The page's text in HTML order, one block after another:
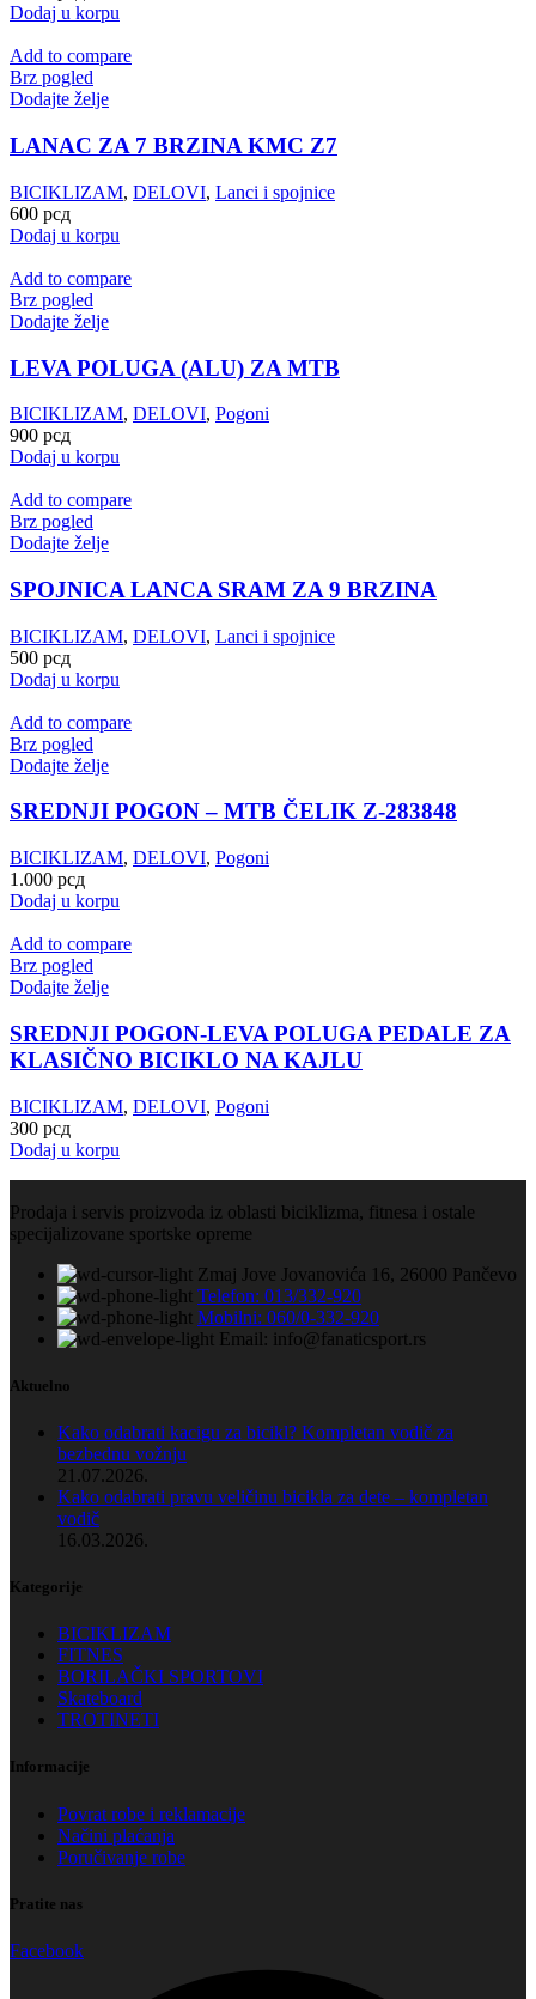
Dodaj u korpu
Add to compare
Brz pogled
Dodajte želje
LANAC ZA 7 BRZINA KMC Z7
BICIKLIZAM, DELOVI, Lanci i spojnice
600 рсд
Dodaj u korpu
Add to compare
Brz pogled
Dodajte želje
LEVA POLUGA (ALU) ZA MTB
BICIKLIZAM, DELOVI, Pogoni
900 рсд
Dodaj u korpu
Add to compare
Brz pogled
Dodajte želje
SPOJNICA LANCA SRAM ZA 9 BRZINA
BICIKLIZAM, DELOVI, Lanci i spojnice
500 рсд
Dodaj u korpu
Add to compare
Brz pogled
Dodajte želje
SREDNJI POGON – MTB ČELIK Z-283848
BICIKLIZAM, DELOVI, Pogoni
1.000 рсд
Dodaj u korpu
Add to compare
Brz pogled
Dodajte želje
SREDNJI POGON-LEVA POLUGA PEDALE ZA
KLASIČNO BICIKLO NA KAJLU
BICIKLIZAM, DELOVI, Pogoni
300 рсд
Dodaj u korpu
Prodaja i servis proizvoda iz oblasti biciklizma, fitnesa i ostale
specijalizovane sportske opreme
Zmaj Jove Jovanovića 16, 26000 Pančevo
Telefon: 013/332-920
Mobilni: 060/0-332-920
Email: info@fanaticsport.rs
Aktuelno
Kako odabrati kacigu za bicikl? Kompletan vodič za
bezbednu vožnju
21.07.2026.
Kako odabrati pravu veličinu bicikla za dete – kompletan
vodič
16.03.2026.
Kategorije
BICIKLIZAM
FITNES
BORILAČKI SPORTOVI
Skateboard
TROTINETI
Informacije
Povrat robe i reklamacije
Načini plaćanja
Poručivanje robe
Pratite nas
Facebook